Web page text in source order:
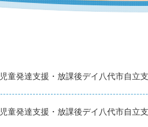
児童発達支援・放課後デイ八代市自立
児童発達支援・放課後デイ八代市自立